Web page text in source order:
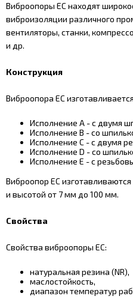
Виброопоры EC находят
виброизоляции различного
вентиляторы, станки,
и др.
Конструкция
Виброопора EC
Исполнение A - с двумя
Исполнение B - со
Исполнение С - с двумя
Исполнение D - со
Исполнение E - с
Виброопор EC
и высотой от 7 мм до 100 мм.
Свойства
Свойства виброопоры EC:
натуральная резина (NR),
маслостойкость,
диапазон температур